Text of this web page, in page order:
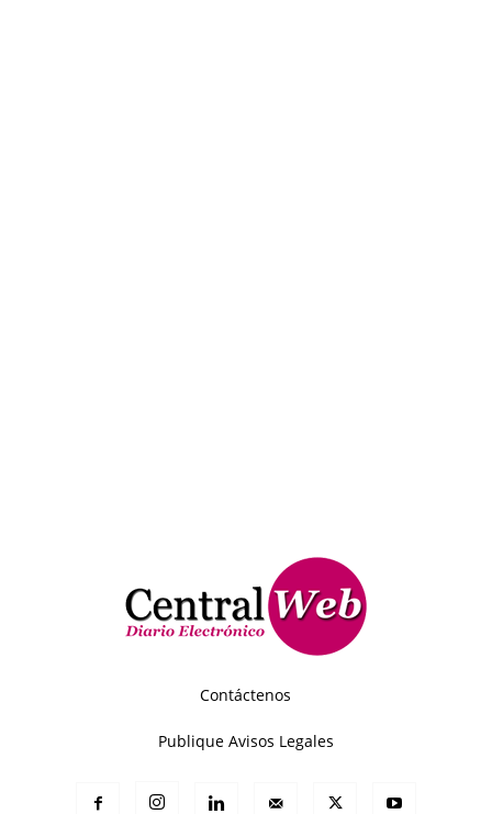
Contáctenos
Publique Avisos Legales